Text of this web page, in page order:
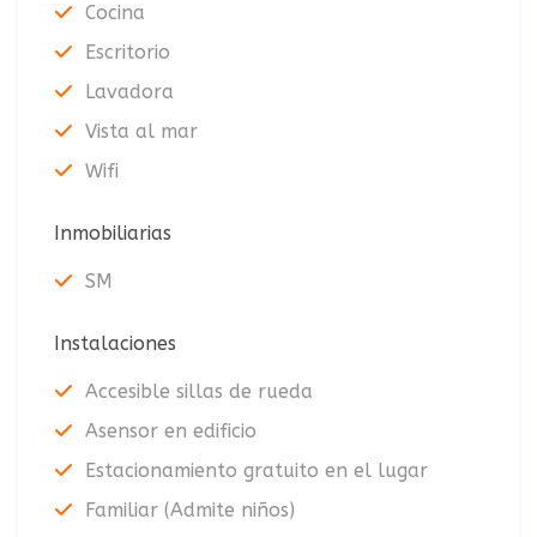
Cocina
Escritorio
Lavadora
Vista al mar
Wifi
Inmobiliarias
SM
Instalaciones
Accesible sillas de rueda
Asensor en edificio
Estacionamiento gratuito en el lugar
Familiar (Admite niños)